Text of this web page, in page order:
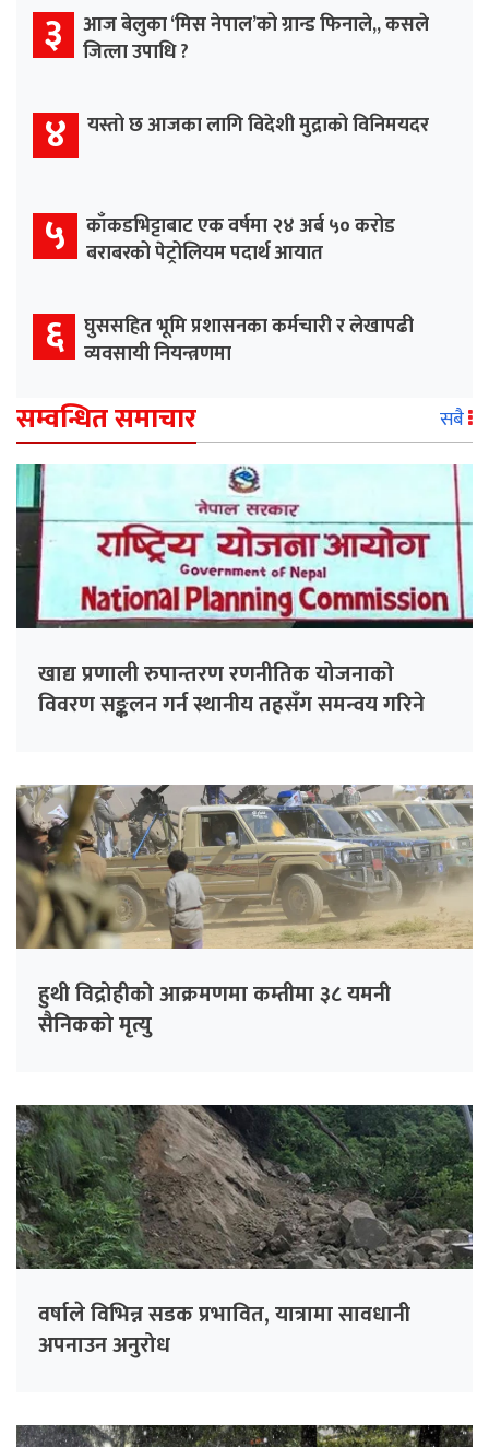
३ आज बेलुका ‘मिस नेपाल’को ग्रान्ड फिनाले,, कसले
जित्ला उपाधि ?
४ यस्तो छ आजका लागि विदेशी मुद्राको विनिमयदर
५ काँकडभिट्टाबाट एक वर्षमा २४ अर्ब ५० करोड
बराबरको पेट्रोलियम पदार्थ आयात
६ घुससहित भूमि प्रशासनका कर्मचारी र लेखापढी
व्यवसायी नियन्त्रणमा
सम्वन्धित समाचार सबै
खाद्य प्रणाली रुपान्तरण रणनीतिक योजनाको
विवरण सङ्कलन गर्न स्थानीय तहसँग समन्वय गरिने
हुथी विद्रोहीको आक्रमणमा कम्तीमा ३८ यमनी
सैनिकको मृत्यु
वर्षाले विभिन्न सडक प्रभावित, यात्रामा सावधानी
अपनाउन अनुरोध